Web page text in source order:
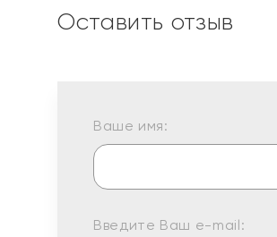
Оставить отзыв
Ваше имя:
Введите Ваш e-mail: